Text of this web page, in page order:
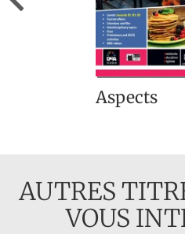
Aspects
AUTRES
VOUS